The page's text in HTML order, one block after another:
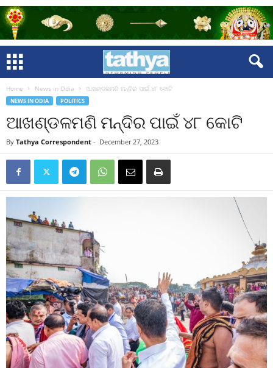
Home News in Odia ଆଖଣ୍ଡଳମଣି ମନ୍ଦିର ପାଇଁ ୪୮ କୋଟି
NEWS IN ODIA POLITICS
ଆଖଣ୍ଡଳମଣି ମନ୍ଦିର ପାଇଁ ୪୮ କୋଟି
By Tathya Correspondent - December 27, 2023